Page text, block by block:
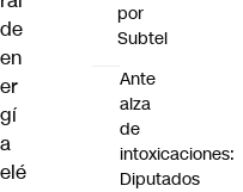
de
en
er
gí
a
elé
por
Subtel
Ante
alza
de
intoxicaciones:
Diputados